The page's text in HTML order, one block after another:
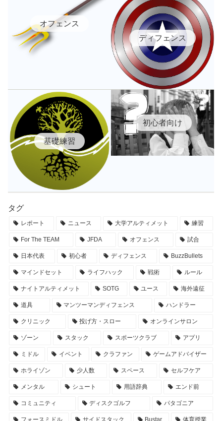
オフェンス
ディフェンス
基礎練習
初心者向け
タグ
レポート ニュース 大学アルティメット 練習
For The TEAM JFDA オフェンス 試合
日本代表 初心者 ディフェンス BuzzBullets
マインドセット ライフハック 戦術 ルール
ナイトアルティメット SOTG ユース 海外遠征
道具 マンツーマンディフェンス ハンドラー
クリニック 投げ方・スロー オンラインサロン
ゾーン スタック スポーツクラブ アプリ
ミドル イベント クラファン ゲームアドバイザー
ホライゾン 少人数 スペース セルフケア
メンタル シュート 用語辞典 エンド前
コミュニティ ディスクゴルフ パタゴニア
フォースミドル サイドスタック Bustar 体育授業